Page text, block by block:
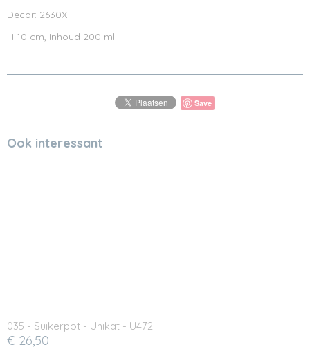
Decor: 2630X
H 10 cm, Inhoud 200 ml
Save
Ook interessant
035 - Suikerpot - Unikat - U472
€ 26,50